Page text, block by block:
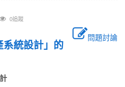
0追蹤
問題討論
系統設計」的
計